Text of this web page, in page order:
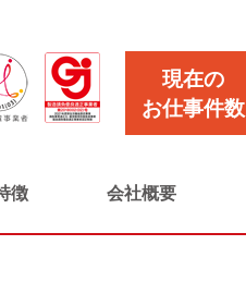
現在の
お仕事件数
徴 会社概要
ハンディ使用）